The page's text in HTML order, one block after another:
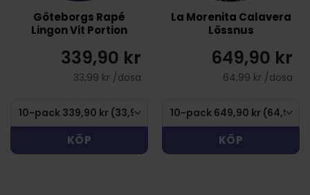
Göteborgs Rapé
Lingon Vit Portion
339,90 kr
33,99 kr /dosa
KÖP
La Morenita Calavera
Lössnus
649,90 kr
64,99 kr /dosa
KÖP